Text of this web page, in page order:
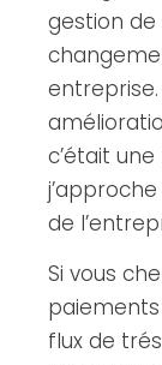
gestion
entreprise.
c’était
de
Si vous
flux de